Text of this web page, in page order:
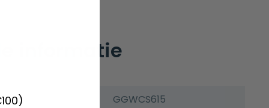
informatie
GGWCS615